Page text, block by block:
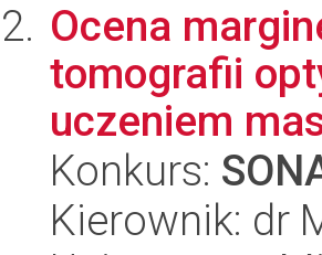
Ocena
tomografii
uczeniem
Konkurs:
Kierownik: dr